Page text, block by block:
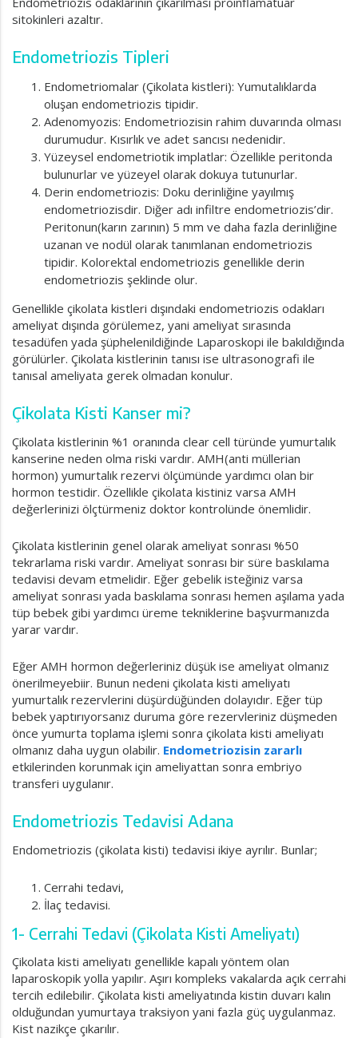
sitokinleri azaltır.
Endometriozis Tipleri
Endometriomalar (Çikolata kistleri): Yumutalıklarda
oluşan endometriozis tipidir.
Adenomyozis: Endometriozisin rahim duvarında olması
durumudur. Kısırlık ve adet sancısı nedenidir.
Yüzeysel endometriotik implatlar: Özellikle peritonda
bulunurlar ve yüzeyel olarak dokuya tutunurlar.
Derin endometriozis: Doku derinliğine yayılmış
endometriozisdir. Diğer adı infiltre endometriozis’dir.
Peritonun(karın zarının) 5 mm ve daha fazla derinliğine
uzanan ve nodül olarak tanımlanan endometriozis
tipidir. Kolorektal endometriozis genellikle derin
endometriozis şeklinde olur.
Genellikle çikolata kistleri dışındaki endometriozis odakları
ameliyat dışında görülemez, yani ameliyat sırasında
tesadüfen yada şüphelenildiğinde Laparoskopi ile bakıldığında
görülürler. Çikolata kistlerinin tanısı ise ultrasonografi ile
tanısal ameliyata gerek olmadan konulur.
Çikolata Kisti Kanser mi?
Çikolata kistlerinin %1 oranında clear cell türünde yumurtalık
kanserine neden olma riski vardır. AMH(anti müllerian
hormon) yumurtalık rezervi ölçümünde yardımcı olan bir
hormon testidir. Özellikle çikolata kistiniz varsa AMH
değerlerinizi ölçtürmeniz doktor kontrolünde önemlidir.
Çikolata kistlerinin genel olarak ameliyat sonrası %50
tekrarlama riski vardır. Ameliyat sonrası bir süre baskılama
tedavisi devam etmelidir. Eğer gebelik isteğiniz varsa
ameliyat sonrası yada baskılama sonrası hemen aşılama yada
tüp bebek gibi yardımcı üreme tekniklerine başvurmanızda
yarar vardır.
Eğer AMH hormon değerleriniz düşük ise ameliyat olmanız
önerilmeyebiir. Bunun nedeni çikolata kisti ameliyatı
yumurtalık rezervlerini düşürdüğünden dolayıdır. Eğer tüp
bebek yaptırıyorsanız duruma göre rezervleriniz düşmeden
önce yumurta toplama işlemi sonra çikolata kisti ameliyatı
olmanız daha uygun olabilir. Endometriozisin zararlı
etkilerinden korunmak için ameliyattan sonra embriyo
transferi uygulanır.
Endometriozis Tedavisi Adana
Endometriozis (çikolata kisti) tedavisi ikiye ayrılır. Bunlar;
Cerrahi tedavi,
İlaç tedavisi.
1- Cerrahi Tedavi (Çikolata Kisti Ameliyatı)
Çikolata kisti ameliyatı genellikle kapalı yöntem olan
laparoskopik yolla yapılır. Aşırı kompleks vakalarda açık cerrahi
tercih edilebilir. Çikolata kisti ameliyatında kistin duvarı kalın
olduğundan yumurtaya traksiyon yani fazla güç uygulanmaz.
Kist nazikçe çıkarılır.